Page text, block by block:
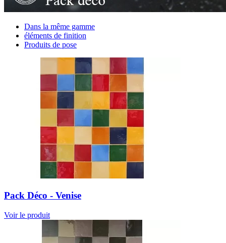
Dans la même gamme
éléments de finition
Produits de pose
Pack Déco - Venise
Voir le produit